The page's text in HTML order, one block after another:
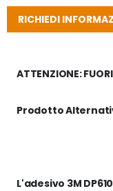
RICHIEDI
ATTENZIONE:
Prodotto
L'adesivo 3M DP610